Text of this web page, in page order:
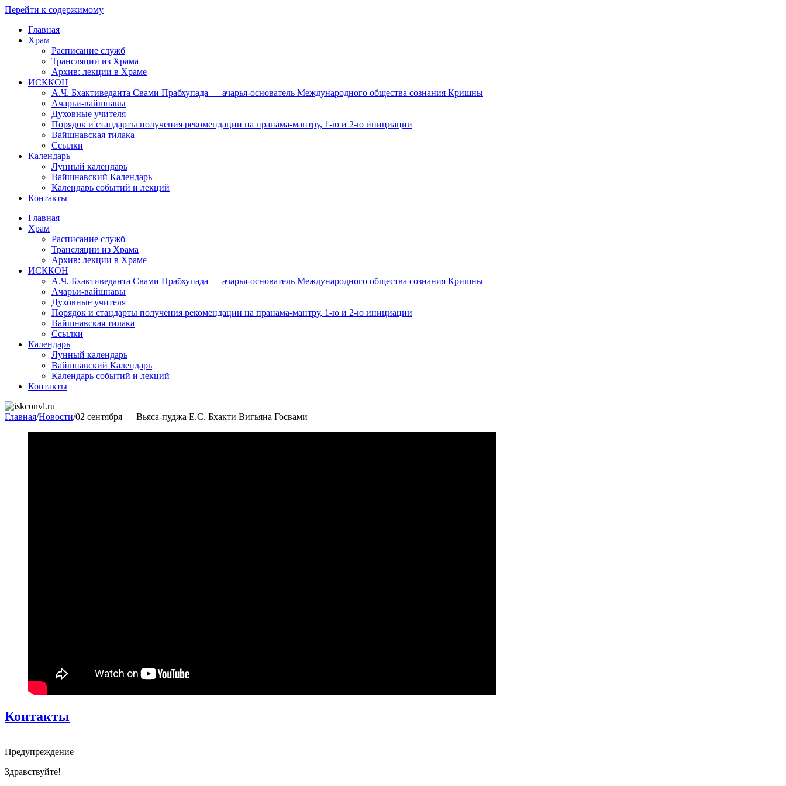
Перейти к содержимому
Главная
Храм
Расписание служб
Трансляции из Храма
Архив: лекции в Храме
ИСККОН
А.Ч. Бхактиведанта Свами Прабхупада — ачарья-основатель Международного общества сознания Кришны
Ачарьи-вайшнавы
Духовные учителя
Порядок и стандарты получения рекомендации на пранама-мантру, 1-ю и 2-ю инициации
Вайшнавская тилака
Ссылки
Календарь
Лунный календарь
Вайшнавский Календарь
Календарь событий и лекций
Контакты
Главная
Храм
Расписание служб
Трансляции из Храма
Архив: лекции в Храме
ИСККОН
А.Ч. Бхактиведанта Свами Прабхупада — ачарья-основатель Международного общества сознания Кришны
Ачарьи-вайшнавы
Духовные учителя
Порядок и стандарты получения рекомендации на пранама-мантру, 1-ю и 2-ю инициации
Вайшнавская тилака
Ссылки
Календарь
Лунный календарь
Вайшнавский Календарь
Календарь событий и лекций
Контакты
Главная/Новости/02 сентября — Вьяса-пуджа Е.С. Бхакти Вигьяна Госвами
Контакты
Предупреждение
Здравствуйте!